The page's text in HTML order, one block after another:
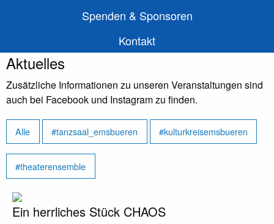
Spenden & Sponsoren
Kontakt
Aktuelles
Zusätzliche Informationen zu unseren Veranstaltungen sind
auch bei Facebook und Instagram zu finden.
Alle #tanzsaal_emsbueren #kulturkreisemsbueren
#theaterensemble
Ein herrliches Stück CHAOS